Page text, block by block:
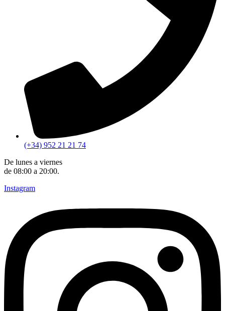
(+34) 952 21 21 74
De lunes a viernes
de 08:00 a 20:00.
Instagram